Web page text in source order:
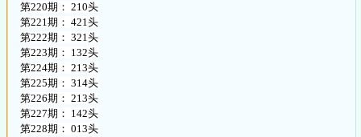
第220期： 210头
第221期： 421头
第222期： 321头
第223期： 132头
第224期： 213头
第225期： 314头
第226期： 213头
第227期： 142头
第228期： 013头